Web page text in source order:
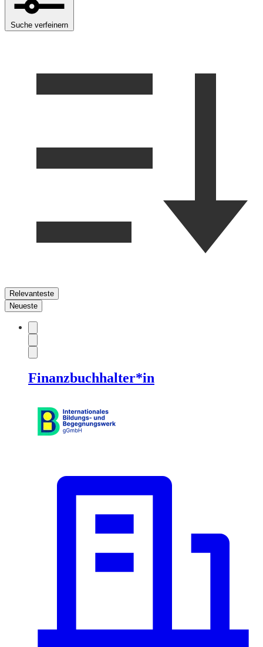
Suche verfeinern
Relevanteste
Neueste
Finanzbuchhalter*in